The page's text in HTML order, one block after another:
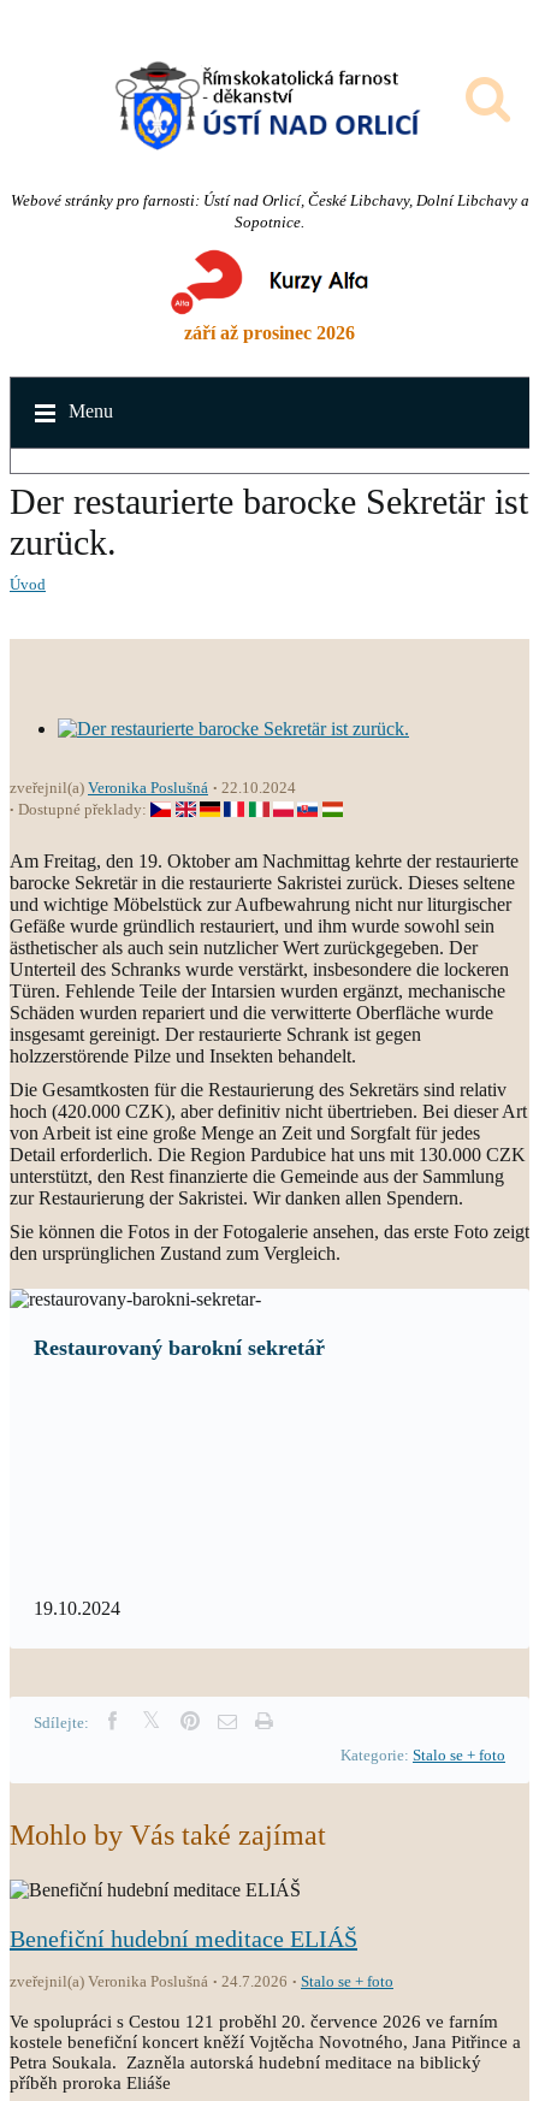
Webové stránky pro farnosti: Ústí nad Orlicí, České Libchavy, Dolní Libchavy a
Sopotnice.
září až prosinec 2026
Menu
Der restaurierte barocke Sekretär ist
zurück.
Úvod
zveřejnil(a) Veronika Poslušná
22.10.2024
Dostupné překlady:
Am Freitag, den 19. Oktober am Nachmittag kehrte der restaurierte
barocke Sekretär in die restaurierte Sakristei zurück. Dieses seltene
und wichtige Möbelstück zur Aufbewahrung nicht nur liturgischer
Gefäße wurde gründlich restauriert, und ihm wurde sowohl sein
ästhetischer als auch sein nutzlicher Wert zurückgegeben. Der
Unterteil des Schranks wurde verstärkt, insbesondere die lockeren
Türen. Fehlende Teile der Intarsien wurden ergänzt, mechanische
Schäden wurden repariert und die verwitterte Oberfläche wurde
insgesamt gereinigt. Der restaurierte Schrank ist gegen
holzzerstörende Pilze und Insekten behandelt.
Die Gesamtkosten für die Restaurierung des Sekretärs sind relativ
hoch (420.000 CZK), aber definitiv nicht übertrieben. Bei dieser Art
von Arbeit ist eine große Menge an Zeit und Sorgfalt für jedes
Detail erforderlich. Die Region Pardubice hat uns mit 130.000 CZK
unterstützt, den Rest finanzierte die Gemeinde aus der Sammlung
zur Restaurierung der Sakristei. Wir danken allen Spendern.
Sie können die Fotos in der Fotogalerie ansehen, das erste Foto zeigt
den ursprünglichen Zustand zum Vergleich.
Restaurovaný barokní sekretář
19.10.2024
Sdílejte:
Kategorie: Stalo se + foto
Mohlo by Vás také zajímat
Benefiční hudební meditace ELIÁŠ
zveřejnil(a) Veronika Poslušná 24.7.2026 Stalo se + foto
Ve spolupráci s Cestou 121 proběhl 20. července 2026 ve farním
kostele benefiční koncert kněží Vojtěcha Novotného, Jana Pitřince a
Petra Soukala. Zazněla autorská hudební meditace na biblický
příběh proroka Eliáše